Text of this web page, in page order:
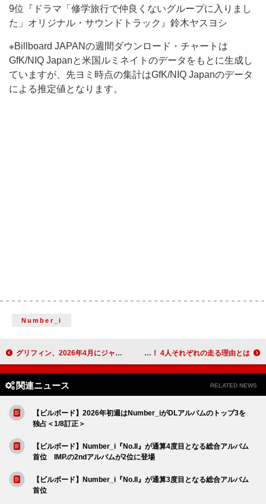
9位『ドラマ「修学旅行で仲良くないグループに入りまし
た」オリジナル・サウンドトラック』鈴木ヤスヨシ
※Billboard JAPANの週間ダウンロード・チャートは
GfK/NIQ Japanと米国ルミネイトのデータをもとに生成し
ていますが、先ヨミ時点の集計はGfK/NIQ Japanのデータ
による推定値となります。
Number_i
グリフィン、2026年4月にジャパン・ツアー決定 青春パンクアイドル・BLUEGOATS「冷笑している人たちをぎゃふんと言わせたい」メンバー全員参加による新春100キロマラソン決定！ 4人それぞれの走る理由とは？
関連ニュース RELATED NEWS
【ビルボード】2026年初週はNumber_iがDLアルバムのトップ3を
独占＜1/8訂正＞
【ビルボード】Number_i『No.II』が通算4度目となる総合アルバム
首位 IMP.の2ndアルバムが2位に登場
【ビルボード】Number_i『No.II』が通算3度目となる総合アルバム
首位